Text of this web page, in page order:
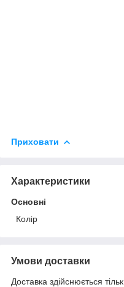
Приховати
Характеристики
Основні
Колір
Умови доставки
Доставка здійснюється